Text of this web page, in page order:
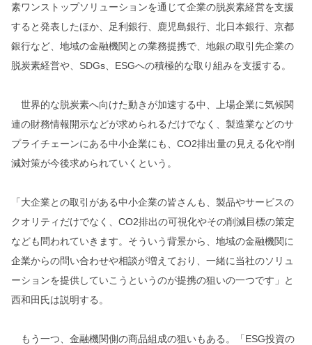
素ワンストップソリューションを通じて企業の脱炭素経営を支援
すると発表したほか、足利銀行、鹿児島銀行、北日本銀行、京都
銀行など、地域の金融機関との業務提携で、地銀の取引先企業の
脱炭素経営や、SDGs、ESGへの積極的な取り組みを支援する。
世界的な脱炭素へ向けた動きが加速する中、上場企業に気候関
連の財務情報開示などが求められるだけでなく、製造業などのサ
プライチェーンにある中小企業にも、CO2排出量の見える化や削
減対策が今後求められていくという。
「大企業との取引がある中小企業の皆さんも、製品やサービスの
クオリティだけでなく、CO2排出の可視化やその削減目標の策定
なども問われていきます。そういう背景から、地域の金融機関に
企業からの問い合わせや相談が増えており、一緒に当社のソリュ
ーションを提供していこうというのが提携の狙いの一つです」と
西和田氏は説明する。
もう一つ、金融機関側の商品組成の狙いもある。「ESG投資の